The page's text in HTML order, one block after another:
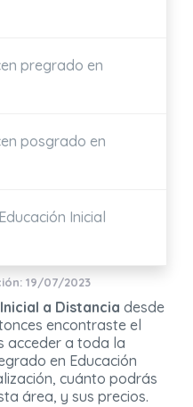
pregrado en
posgrado en
Inicial
19/07/2023
a Distancia desde
encontraste el
acceder a toda la
en Educación
cuánto podrás
área, y sus precios.